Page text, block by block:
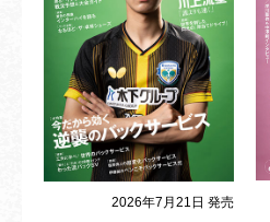
2026年7月21日 発売